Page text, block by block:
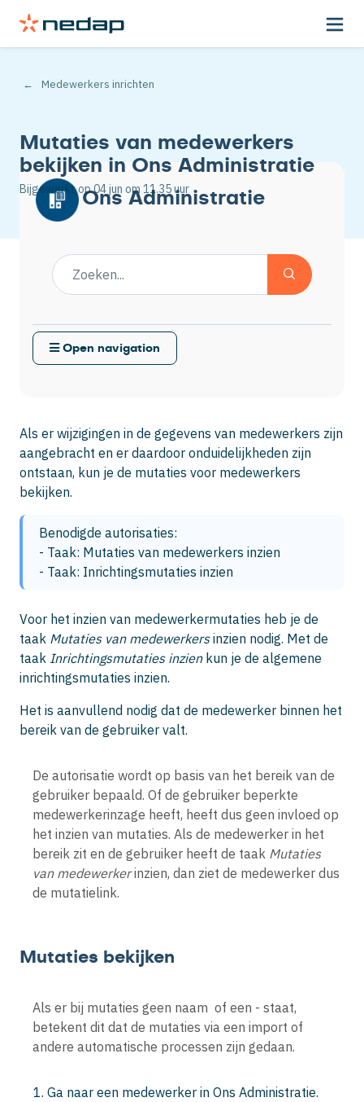
Medewerkers inrichten
Mutaties van medewerkers
bekijken in Ons Administratie
Bijgewerkt op04 jun om 11.35 uur
Als er wijzigingen in de gegevens van medewerkers zijn
aangebracht en er daardoor onduidelijkheden zijn
ontstaan, kun je de mutaties voor medewerkers
bekijken.
Benodigde autorisaties:
- Taak: Mutaties van medewerkers inzien
- Taak: Inrichtingsmutaties inzien
Voor het inzien van medewerkermutaties heb je de
taak Mutaties van medewerkersinzien nodig. Met de
taak Inrichtingsmutaties inzienkun je de algemene
inrichtingsmutaties inzien.
Het is aanvullend nodig dat de medewerker binnen het
bereik van de gebruiker valt.
De autorisatie wordt op basis van het bereik van de
gebruiker bepaald. Of de gebruiker beperkte
medewerkerinzage heeft, heeft dus geen invloed op
het inzien van mutaties. Als de medewerker in het
bereik zit en de gebruiker heeft de taak Mutaties
van medewerkerinzien, dan ziet de medewerker dus
de mutatielink.
Mutaties bekijken
Als er bij mutaties geen naam of een - staat,
betekent dit dat de mutaties via een import of
andere automatische processen zijn gedaan.
Ga naar een medewerker in Ons Administratie.
Ons Administratie
Open navigation